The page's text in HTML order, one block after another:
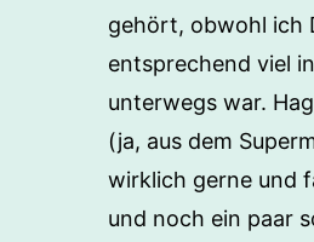
gehört, obwohl ich
entsprechend viel
unterwegs war.
(ja, aus dem
wirklich gerne und
und noch ein paar